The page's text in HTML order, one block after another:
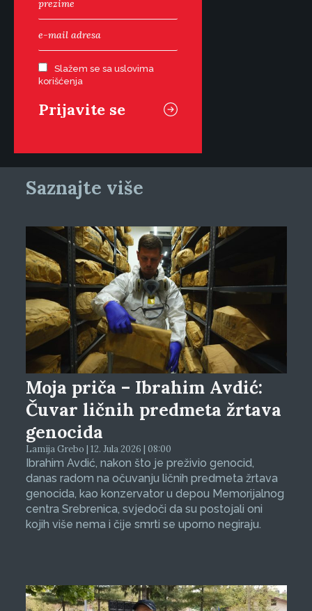
Slažem se sa uslovima
korišćenja
Saznajte više
Moja priča – Ibrahim Avdić:
Čuvar ličnih predmeta žrtava
genocida
Lamija Grebo | 12. Jula 2026 | 08:00
Ibrahim Avdić, nakon što je preživio genocid,
danas radom na očuvanju ličnih predmeta žrtava
genocida, kao konzervator u depou Memorijalnog
centra Srebrenica, svjedoči da su postojali oni
kojih više nema i čije smrti se uporno negiraju.